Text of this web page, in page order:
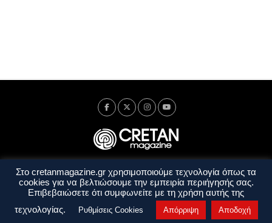
Ταυτότητα Πολιτική Απορρήτου
Όροι Χρήσης
Όροι και Προϋποθέσεις
Στο cretanmagazine.gr χρησιμοποιούμε τεχνολογία όπως τα
cookies για να βελτιώσουμε την εμπειρία περιήγησής σας.
Επιβεβαιώσετε ότι συμφωνείτε με τη χρήση αυτής της
τεχνολογίας.
Ρυθμίσεις Cookies Απόρριψη Αποδοχή